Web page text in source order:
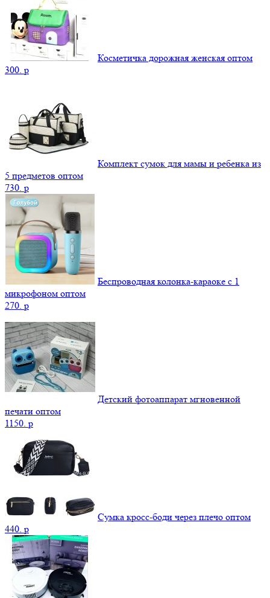
Косметичка дорожная женская оптом
300. p
Комплект сумок для мамы и ребенка из
5 предметов оптом
730. p
Беспроводная колонка-караоке с 1
микрофоном оптом
270. p
Детский фотоаппарат мгновенной
печати оптом
1150. p
Сумка кросс-боди через плечо оптом
440. p